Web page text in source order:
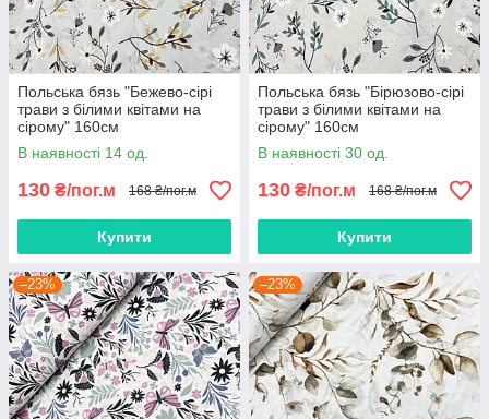
Польська бязь "Бежево-сірі
трави з білими квітами на
сірому" 160см
В наявності 14 од.
130 ₴/пог.м 168 ₴/пог.м
Купити
Польська бязь "Бірюзово-сірі
трави з білими квітами на
сірому" 160см
В наявності 30 од.
130 ₴/пог.м 168 ₴/пог.м
Купити
–23% –23%